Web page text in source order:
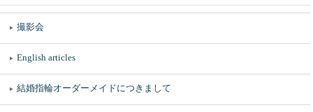
撮影会
English articles
結婚指輪オーダーメイドにつきまして